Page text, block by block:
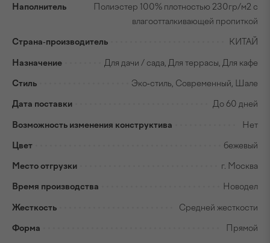
Наполнитель
Полиэстер 100% плотностью 230гр/м2 с
влагоотталкивающей пропиткой
Страна-производитель КИТАЙ
Назначение Для дачи / сада, Для террасы, Для кафе
Стиль Эко-стиль, Современный, Шале
Дата поставки До 60 дней
Возможность изменения конструктива Нет
Цвет бежевый
Место отгрузки г. Москва
Время производства Новодел
Жесткость Средней жесткости
Форма Прямой